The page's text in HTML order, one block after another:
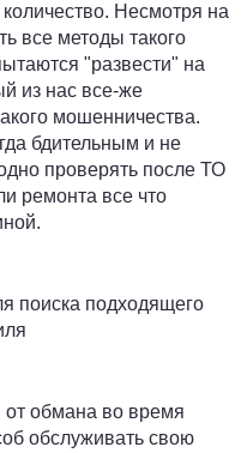
Несмотря на
все методы такого
"развести" на
из нас все-же
мошенничества.
бдительным и не
проверять после ТО
ремонта все что
поиска подходящего
обмана во время
обслуживать свою